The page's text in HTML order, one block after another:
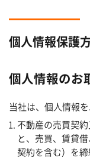
個人情報保護
個人情報のお
当社は、個人情報
不動産の売買契
と、売買、賃貸
契約を含む）を